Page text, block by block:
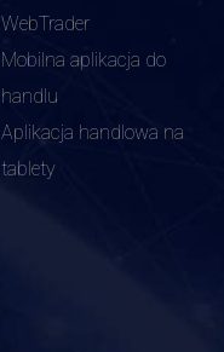
WebTrader
Mobilna aplikacja do
handlu
Aplikacja handlowa na
tablety